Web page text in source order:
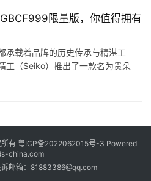
限量版，你值得拥有
承载着品牌的历史传承与精湛工
工（Seiko）推出了一款名为贵朵
有 粤ICP备2022062015号-3 Powered
china.com
邮箱：81883386@qq.com